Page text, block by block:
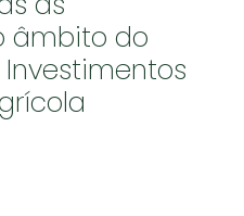
âmbito do